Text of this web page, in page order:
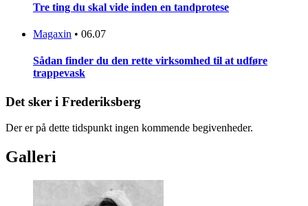
Tre ting du skal vide inden en tandprotese
Magaxin • 06.07
Sådan finder du den rette virksomhed til at udføre
trappevask
Det sker i Frederiksberg
Der er på dette tidspunkt ingen kommende begivenheder.
Galleri